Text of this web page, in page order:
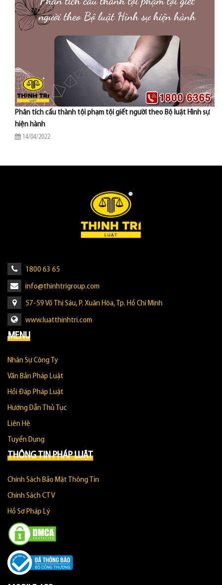
Phân tích cấu thành tội phạm tội giết người theo Bộ luật Hình sự
hiện hành
14/04/2022
1800 63 65
info@thinhtrigroup.com
57-59 Võ Thị Sáu, P. Xuân Hòa, Tp. Hồ Chí Minh
www.luatthinhtri.com
MENU
Nhân Sự Công Ty
Văn Bản Pháp Luật
Hỏi Đáp Pháp Luật
Hướng Dẫn Thủ Tục
Liên Hệ
Tuyển Dụng
THÔNG TIN PHÁP LUẬT
Chính Sách Bảo Mật Thông Tin
Chính Sách CTV
Hồ Sơ Pháp Lý